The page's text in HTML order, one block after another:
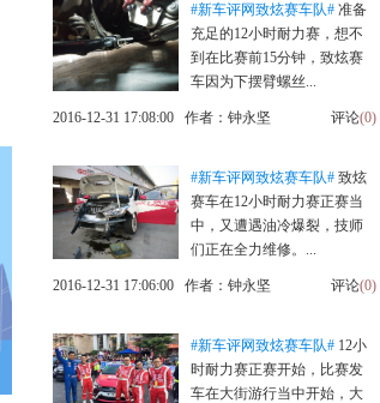
#新车评网致炫赛车队# 准备
充足的12小时耐力赛，想不
到在比赛前15分钟，致炫赛
车因为下摆臂螺丝...
评论(0)
2016-12-31 17:08:00 作者：钟永坚
#新车评网致炫赛车队# 致炫
赛车在12小时耐力赛正赛当
中，又遭遇油冷爆裂，技师
们正在全力维修。...
评论(0)
2016-12-31 17:06:00 作者：钟永坚
#新车评网致炫赛车队# 12小
时耐力赛正赛开始，比赛发
车在大街游行当中开始，大